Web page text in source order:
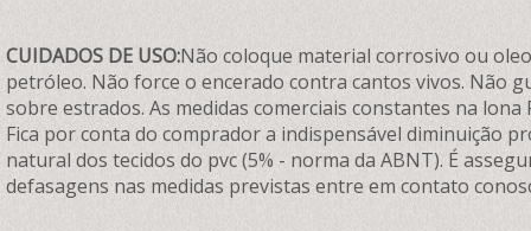
CUIDADOS DE USO:Não coloque material corrosivo ou
petróleo. Não force o encerado contra cantos vivos. Não
sobre estrados. As medidas comerciais constantes na
Fica por conta do comprador a indispensável diminuição
natural dos tecidos do pvc (5% - norma da ABNT). É
defasagens nas medidas previstas entre em contato